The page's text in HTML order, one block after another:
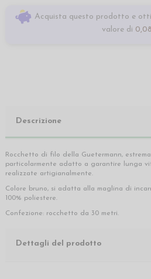
Acquista questo prodotto e
valore di
Descrizione
Rocchetto di filo della Guetermann,
particolarmente adatto a garantire lunga
realizzate artigianalmente.
Colore bruno, si adatta alla maglina di
100% poliestere.
Confezione: rocchetto da 30 metri.
Dettagli del prodotto